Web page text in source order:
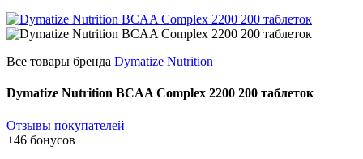
Все товары бренда Dymatize Nutrition
Dymatize Nutrition BCAA Complex 2200 200 таблеток
Отзывы покупателей
+46 бонусов